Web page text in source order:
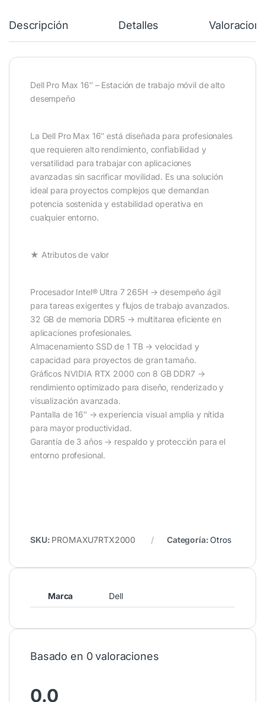
Descripción Detalles
Dell Pro Max 16″ – Estación de trabajo móvil de alto
desempeño
La Dell Pro Max 16″ está diseñada para profesionales
que requieren alto rendimiento, confiabilidad y
versatilidad para trabajar con aplicaciones
avanzadas sin sacrificar movilidad. Es una solución
ideal para proyectos complejos que demandan
potencia sostenida y estabilidad operativa en
cualquier entorno.
★ Atributos de valor
Procesador Intel® Ultra 7 265H → desempeño ágil
para tareas exigentes y flujos de trabajo avanzados.
32 GB de memoria DDR5 → multitarea eficiente en
aplicaciones profesionales.
Almacenamiento SSD de 1 TB → velocidad y
capacidad para proyectos de gran tamaño.
Gráficos NVIDIA RTX 2000 con 8 GB DDR7 →
rendimiento optimizado para diseño, renderizado y
visualización avanzada.
Pantalla de 16″ → experiencia visual amplia y nítida
para mayor productividad.
Garantía de 3 años → respaldo y protección para el
entorno profesional.
SKU: PROMAXU7RTX2000 Categoría:Otros
Marca Dell
Basado en 0 valoraciones
0.0